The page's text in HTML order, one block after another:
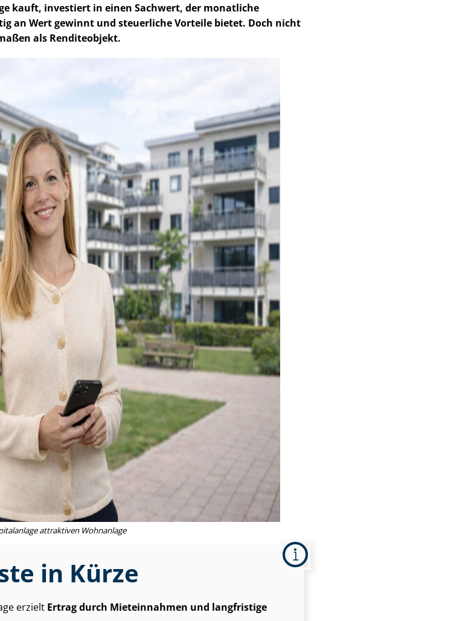
kauft, investiert in einen Sachwert, der monatliche
an Wert gewinnt und steuerliche Vorteile bietet. Doch nicht
als Renditeobjekt.
attraktiven Wohnanlage
in Kürze
erzielt Ertrag durch Mieteinnahmen und langfristige